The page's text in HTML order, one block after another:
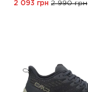
2 093 грн 2 990 грн